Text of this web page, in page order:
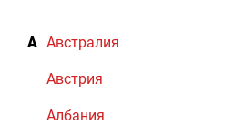
А Австралия
Австрия
Албания